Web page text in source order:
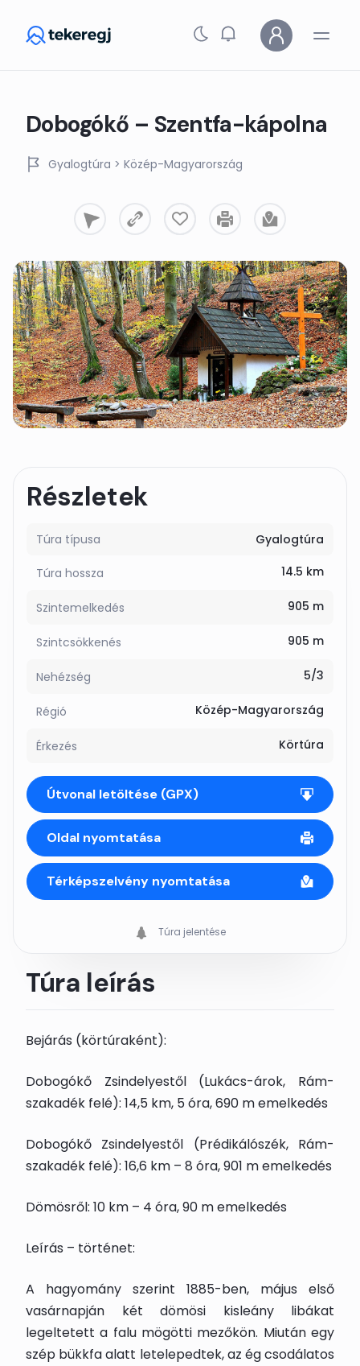
Dobogókő – Szentfa-kápolna
Gyalogtúra > Közép-Magyarország
Részletek
Túra típusa Gyalogtúra
Túra hossza 14.5 km
Szintemelkedés 905 m
Szintcsökkenés 905 m
Nehézség 5/3
Régió Közép-Magyarország
Érkezés Körtúra
Útvonal letöltése (GPX)
Oldal nyomtatása
Térképszelvény nyomtatása
Túra jelentése
Túra leírás
Bejárás (körtúraként):
Dobogókő Zsindelyestől (Lukács-árok, Rám-
szakadék felé): 14,5 km, 5 óra, 690 m emelkedés
Dobogókő Zsindelyestől (Prédikálószék, Rám-
szakadék felé): 16,6 km – 8 óra, 901 m emelkedés
Dömösről: 10 km – 4 óra, 90 m emelkedés
Leírás – történet:
A hagyomány szerint 1885-ben, május első
vasárnapján két dömösi kisleány libákat
legeltetett a falu mögötti mezőkön. Miután egy
szép bükkfa alatt letelepedtek, az ég csodálatos